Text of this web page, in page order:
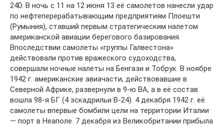
24D. В ночь с 11 на 12 июня 13 её самолетов нанесли удар
по нефтеперерабатывающим предприятиям Плоешти
(Румыния), ставший первым стратегическим налетом
американской авиации берегового базирования.
Впоследствии самолеты «группы Галвестона»
действовали против вражеского судоходства,
совершали ночные налеты на Бенгази и Тобрук. В ноябре
1942 г. американские авиачасти, действовавшие в
Северной Африке, развернули в 9-ю ВА, а в её состав
вошла 98-я БГ (4 эскадрильи В-24). 4 декабря 1942 г. её
самолеты впервые бомбили цели на территории Италии
— порт в Неаполе. 7 декабря из Великобритании прибыла